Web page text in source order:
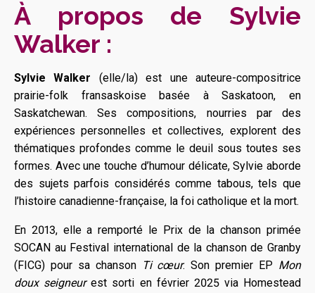
À propos de Sylvie
Walker :
Sylvie Walker (elle/la) est une auteure-compositrice
prairie-folk fransaskoise basée à Saskatoon, en
Saskatchewan. Ses compositions, nourries par des
expériences personnelles et collectives, explorent des
thématiques profondes comme le deuil sous toutes ses
formes. Avec une touche d’humour délicate, Sylvie aborde
des sujets parfois considérés comme tabous, tels que
l’histoire canadienne-française, la foi catholique et la mort.
En 2013, elle a remporté le Prix de la chanson primée
SOCAN au Festival international de la chanson de Granby
(FICG) pour sa chanson Ti cœur. Son premier EP Mon
doux seigneurest sorti en février 2025 via Homestead